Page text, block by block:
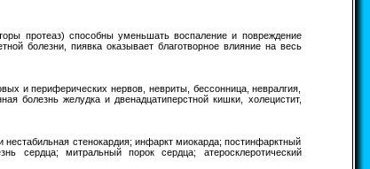
протеаз) способны уменьшать воспаление и повреждение
болезни, пиявка оказывает благотворное влияние на весь
и периферических нервов, невриты, бессонница, невралгия,
болезнь желудка и двенадцатиперстной кишки, холецистит,
нестабильная стенокардия; инфаркт миокарда; постинфарктный
сердца; митральный порок сердца; атеросклеротический